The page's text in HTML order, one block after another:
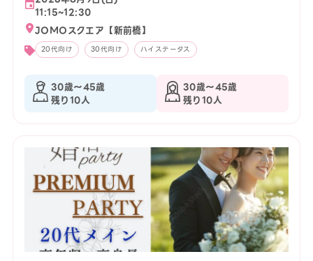
11:15~12:30
JOMOスクエア【新前橋】
20代向け 30代向け ハイステータス
30歳〜45歳
残り10人
30歳〜45歳
残り10人